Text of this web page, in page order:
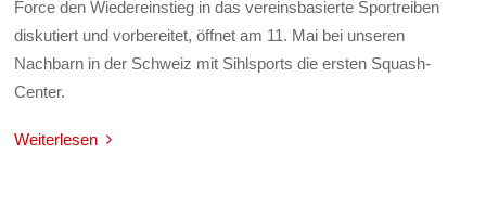
Force den Wiedereinstieg in das vereinsbasierte Sportreiben
diskutiert und vorbereitet, öffnet am 11. Mai bei unseren
Nachbarn in der Schweiz mit Sihlsports die ersten Squash-
Center.
Weiterlesen